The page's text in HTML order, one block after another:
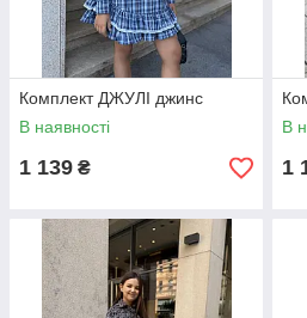
Комплект ДЖУЛІ джинс
В наявності
1 139 ₴
В
1